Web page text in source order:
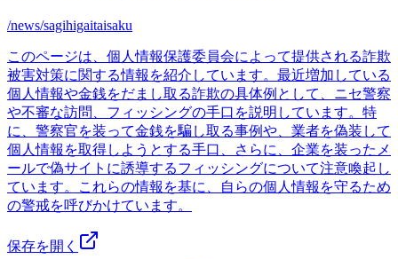
/news/sagihigaitaisaku
このページは、個人情報保護委員会によって提供される詐欺
被害対策に関する情報を紹介しています。最近増加している
個人情報や金銭をだまし取る詐欺の具体例として、ニセ警察
や不審な訪問、フィッシングの手口を説明しています。特
に、警察官を装って金銭を騙し取る事例や、業者を偽装して
個人情報を取得しようとする手口、さらに、企業を装ったメ
ールで偽サイトに誘導するフィッシングについて注意喚起し
ています。これらの情報を基に、自らの個人情報を守るため
の警戒を呼びかけています。
保存を開く